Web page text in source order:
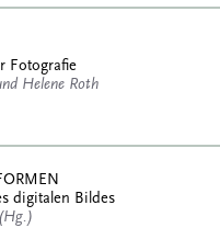
Fotografie
Helene Roth
digitalen Bildes